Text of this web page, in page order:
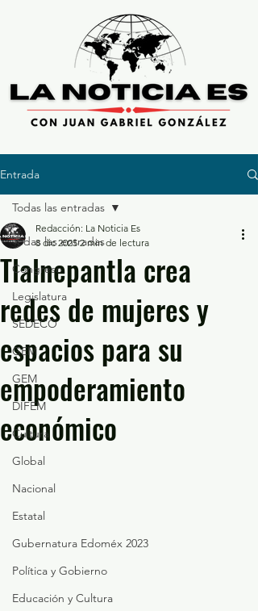
Entrada
Todas las entradas
Congreso
Legislatura
SEDECO
GEM
GEM
DIFEM
Cultura
Global
Nacional
Estatal
Gubernatura Edoméx 2023
Política y Gobierno
Educación y Cultura
Todas las entradas
Tlalnepantla crea
redes de mujeres y
espacios para su
empoderamiento
económico
Redacción: La Noticia Es
8 dic 2025 2 min de lectura